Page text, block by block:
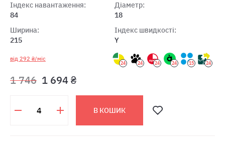
Індекс навантаження:
84
Ширина:
215
Діаметр:
18
Індекс швидкості:
Y
від 292 ₴/міс
24 24 24 24 15 24
1 746 1 694 ₴
В КОШИК